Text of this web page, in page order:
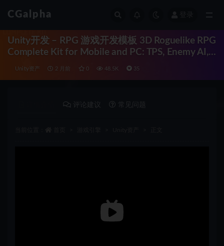
CGalpha
Unity开发 – RPG 游戏开发模板 3D Roguelike RPG
Complete Kit for Mobile and PC: TPS, Enemy AI,
Puzzle and Props
Unity资产 2 月前 0 48.5K 35
评论建议 常见问题